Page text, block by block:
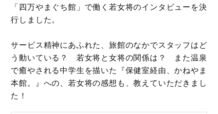
「四万やまぐち館」で働く若女将のインタビューを決
行しました。
サービス精神にあふれた、旅館のなかでスタッフはど
う動いている？ 若女将と女将の関係は？ また温泉
で癒やされる中学生を描いた『保健室経由、かねやま
本館。』への、若女将の感想も、教えていただきまし
た！